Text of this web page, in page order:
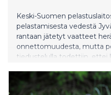
Keski-Suomen
pelastamisesta vedestä
rantaan jätetyt vaatteet
onnettomuudesta, mutta
tiedustelulla todettiin, ettei